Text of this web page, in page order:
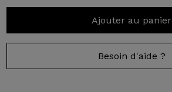
Ajouter au panier
Besoin d'aide ?